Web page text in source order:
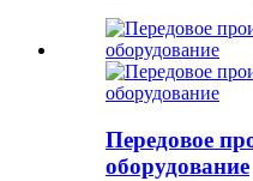
Передовое
оборудование